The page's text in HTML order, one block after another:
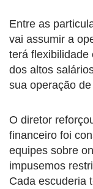
Entre as
vai assumir a
terá flexibilidade
dos altos
sua operação
O diretor
financeiro foi
equipes sobre
impusemos
Cada escuderia